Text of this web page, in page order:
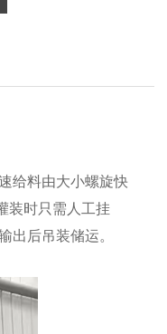
给料由大小螺旋快
装时只需人工挂
出后吊装储运。